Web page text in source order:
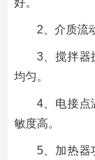
2、介质流
3、搅拌器
均匀。
4、电接点
敏度高。
5、加热器